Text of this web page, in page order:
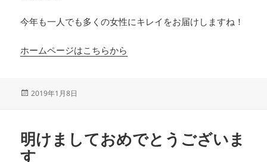
今年も一人でも多くの女性にキレイをお届けしますね！
ホームページはこちらから
投
2019年1月8日
明けましておめでとうございま
す